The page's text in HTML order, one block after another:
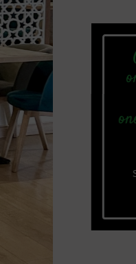
online
timp
onorata
Suntem